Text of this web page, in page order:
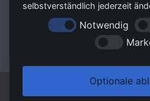
selbstverständlich jederzeit
Notwendig
Optionale
E-Mail 1: Kaufanfragen@rsvag.de
E-Mail 2: Mietanfragen@rsvag.de
www.RSVImmobilien.de
© RSV